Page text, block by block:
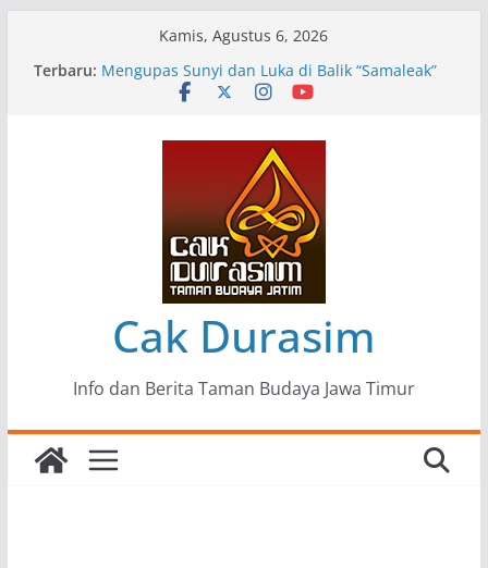
Kamis, Agustus 6, 2026
Terbaru: Pameran Lukisan Komunitas Patria Seni Rupa
Kota Blitar : Ketika “Bergerak” Menjadi Mantra
Mengupas Sunyi dan Luka di Balik “Samaleak”
Menjaga Marwah Seni dan Budaya: Catatan
Kunjungan Kerja Ir. Bambang Haryo Soekartono
(BHS) Anggota DPR RI ke Taman Budaya Jawa
Pameran Tunggal 35 Karya Agus Koecink
“Tumbang Tambang”, Ungkapan Kritis Tentang
Derita Pekerja Pertambangan
Cak Durasim
Info dan Berita Taman Budaya Jawa Timur